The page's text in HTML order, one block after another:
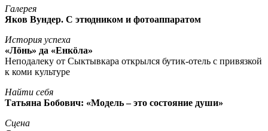
Галерея
Яков Вундер. С этюдником и фотоаппаратом
История успеха
«Лöнь» да «Енкöла»
Неподалеку от Сыктывкара открылся бутик-отель с привязкой
к коми культуре
Найти себя
Татьяна Бобович: «Модель – это состояние души»
Сцена